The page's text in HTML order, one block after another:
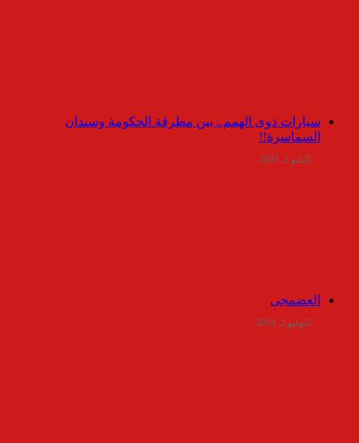
سيارات ذوى الهمم.. بين مطرقة الحكومة وسندان
السماسرة!!
مايو 2, 2021
العضمجى
يوليو 2, 2019